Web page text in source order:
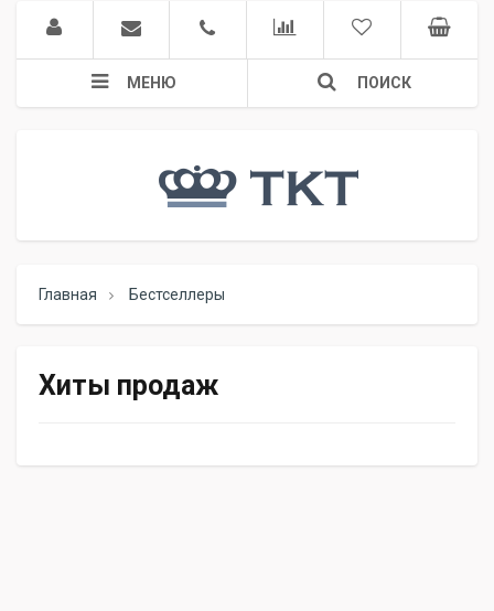
МЕНЮ ПОИСК
Главная Бестселлеры
Хиты продаж